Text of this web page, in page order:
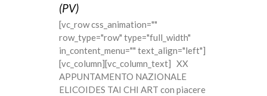
(PV)
[vc_row css_animation=""
row_type="row" type="full_width"
in_content_menu="" text_align="left"]
[vc_column][vc_column_text] XX
APPUNTAMENTO NAZIONALE
ELICOIDES TAI CHI ART con piacere